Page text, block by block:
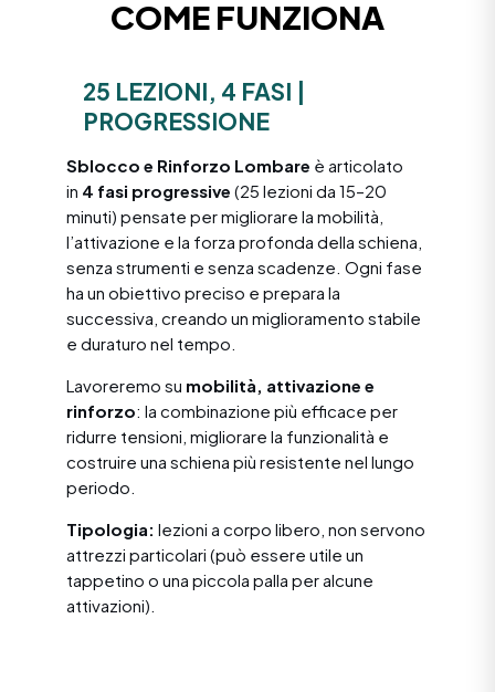
COME FUNZIONA
25 LEZIONI, 4 FASI |
PROGRESSIONE
Sblocco e Rinforzo Lombare è articolato
in 4 fasi progressive (25 lezioni da 15–20
minuti) pensate per migliorare la mobilità,
l’attivazione e la forza profonda della schiena,
senza strumenti e senza scadenze. Ogni fase
ha un obiettivo preciso e prepara la
successiva, creando un miglioramento stabile
e duraturo nel tempo.
Lavoreremo su mobilità, attivazione e
rinforzo: la combinazione più efficace per
ridurre tensioni, migliorare la funzionalità e
costruire una schiena più resistente nel lungo
periodo.
Tipologia: lezioni a corpo libero, non servono
attrezzi particolari (può essere utile un
tappetino o una piccola palla per alcune
attivazioni).